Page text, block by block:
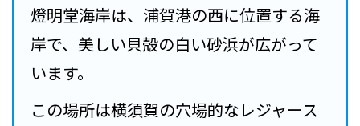
燈明堂海岸は、浦賀港の西に位置する海
岸で、美しい貝殻の白い砂浜が広がって
います。
この場所は横須賀の穴場的なレジャース